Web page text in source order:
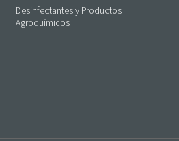
Desinfectantes y Productos
Agroquímicos